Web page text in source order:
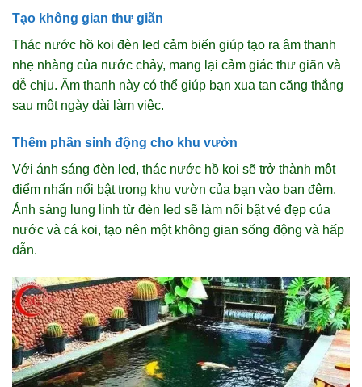
Tạo không gian thư giãn
Thác nước hồ koi đèn led cảm biến giúp tạo ra âm thanh
nhẹ nhàng của nước chảy, mang lại cảm giác thư giãn và
dễ chịu. Âm thanh này có thể giúp bạn xua tan căng thẳng
sau một ngày dài làm việc.
Thêm phần sinh động cho khu vườn
Với ánh sáng đèn led, thác nước hồ koi sẽ trở thành một
điểm nhấn nổi bật trong khu vườn của bạn vào ban đêm.
Ánh sáng lung linh từ đèn led sẽ làm nổi bật vẻ đẹp của
nước và cá koi, tạo nên một không gian sống động và hấp
dẫn.